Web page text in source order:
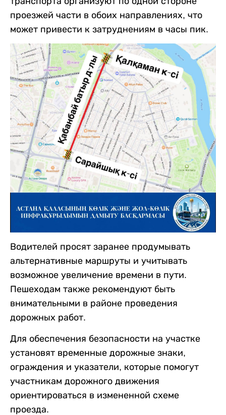
проезжей части в обоих направлениях, что
может привести к затруднениям в часы пик.
Водителей просят заранее продумывать
альтернативные маршруты и учитывать
возможное увеличение времени в пути.
Пешеходам также рекомендуют быть
внимательными в районе проведения
дорожных работ.
Для обеспечения безопасности на участке
установят временные дорожные знаки,
ограждения и указатели, которые помогут
участникам дорожного движения
ориентироваться в измененной схеме
проезда.